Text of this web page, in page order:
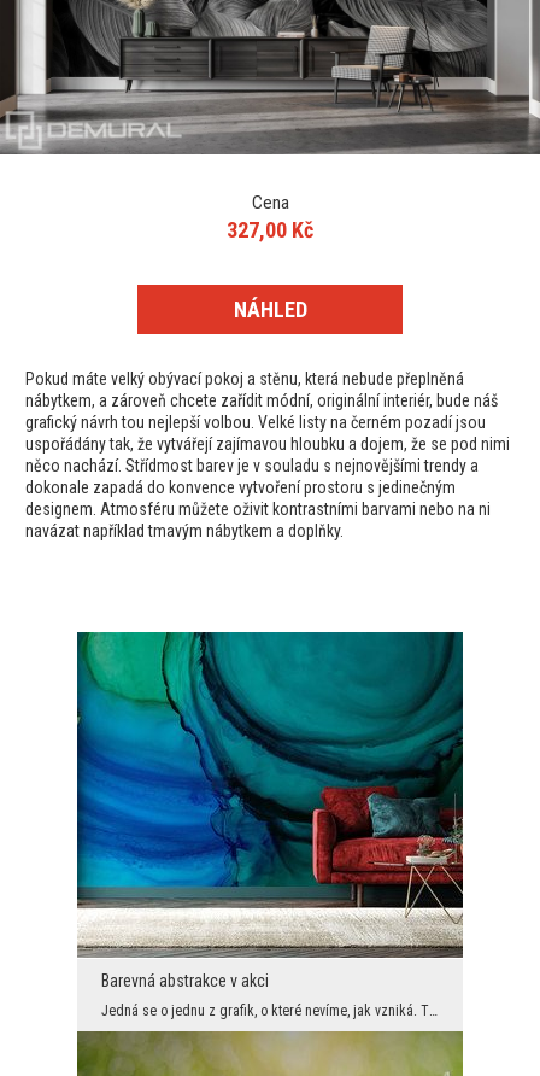
Cena
327,00 Kč
NÁHLED
Pokud máte velký obývací pokoj a stěnu, která nebude přeplněná
nábytkem, a zároveň chcete zařídit módní, originální interiér, bude náš
grafický návrh tou nejlepší volbou. Velké listy na černém pozadí jsou
uspořádány tak, že vytvářejí zajímavou hloubku a dojem, že se pod nimi
něco nachází. Střídmost barev je v souladu s nejnovějšími trendy a
dokonale zapadá do konvence vytvoření prostoru s jedinečným
designem. Atmosféru můžete oživit kontrastními barvami nebo na ni
navázat například tmavým nábytkem a doplňky.
Barevná abstrakce v akci
Jedná se o jednu z grafik, o které nevíme, jak vzniká. Tyto znalosti však nikdo nepotřebuje, stač...